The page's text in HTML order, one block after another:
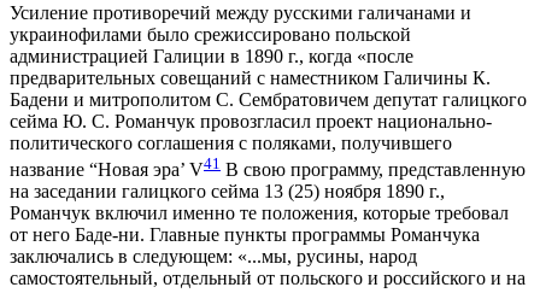
Усиление противоречий между русскими галичанами и
украинофилами было срежиссировано польской
администрацией Галиции в 1890 г., когда «после
предварительных совещаний с наместником Галичины К.
Бадени и митрополитом С. Сембратовичем депутат галицкого
сейма Ю. С. Романчук провозгласил проект национально-
политического соглашения с поляками, получившего
название “Новая эра’ V41 В свою программу, представленную
на заседании галицкого сейма 13 (25) ноября 1890 г.,
Романчук включил именно те положения, которые требовал
от него Баде-ни. Главные пункты программы Романчука
заключались в следующем: «...мы, русины, народ
самостоятельный, отдельный от польского и российского и на